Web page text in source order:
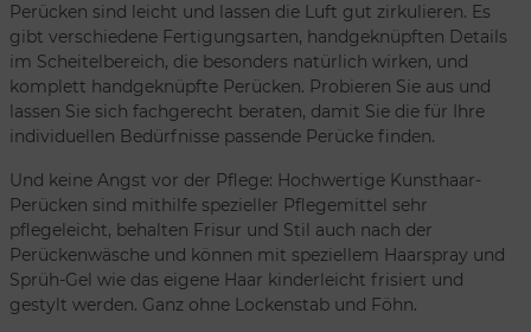
Perücken sind leicht und lassen die Luft gut zirkulieren. Es
gibt verschiedene Fertigungsarten, handgeknüpften Details
im Scheitelbereich, die besonders natürlich wirken, und
komplett handgeknüpfte Perücken. Probieren Sie aus und
lassen Sie sich fachgerecht beraten, damit Sie die für Ihre
individuellen Bedürfnisse passende Perücke finden.
Und keine Angst vor der Pflege: Hochwertige Kunsthaar-
Perücken sind mithilfe spezieller Pflegemittel sehr
pflegeleicht, behalten Frisur und Stil auch nach der
Perückenwäsche und können mit speziellem Haarspray und
Sprüh-Gel wie das eigene Haar kinderleicht frisiert und
gestylt werden. Ganz ohne Lockenstab und Föhn.